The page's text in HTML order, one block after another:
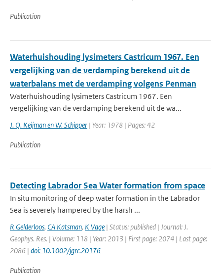
Publication
Waterhuishouding lysimeters Castricum 1967. Een
vergelijking van de verdamping berekend uit de
waterbalans met de verdamping volgens Penman
Waterhuishouding lysimeters Castricum 1967. Een
vergelijking van de verdamping berekend uit de wa...
J. Q. Keijman en W. Schipper | Year: 1978 | Pages: 42
Publication
Detecting Labrador Sea Water formation from space
In situ monitoring of deep water formation in the Labrador
Sea is severely hampered by the harsh ...
R Gelderloos, CA Katsman, K Vage | Status: published | Journal: J.
Geophys. Res. | Volume: 118 | Year: 2013 | First page: 2074 | Last page:
2086 | doi: 10.1002/jgrc.20176
Publication